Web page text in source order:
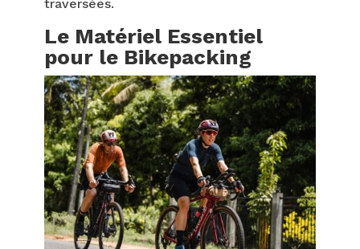
traversées.
Le Matériel Essentiel
pour le Bikepacking